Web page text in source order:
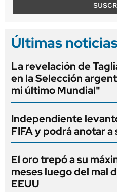
Últimas
La revelación de
en la Selección
mi último Mundial"
Independiente
FIFA y podrá anotar
El oro trepó a su
meses luego del mal
EEUU